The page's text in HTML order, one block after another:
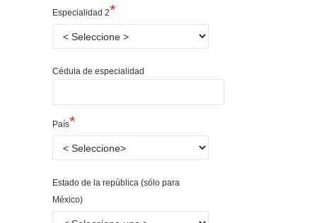
Especialidad 2*
Cédula de especialidad
País*
Estado de la república (sólo para
México)